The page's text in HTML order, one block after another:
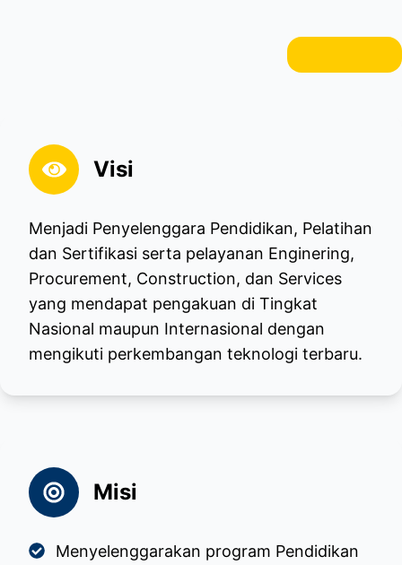
Visi
Menjadi Penyelenggara Pendidikan, Pelatihan
dan Sertifikasi serta pelayanan Enginering,
Procurement, Construction, dan Services
yang mendapat pengakuan di Tingkat
Nasional maupun Internasional dengan
mengikuti perkembangan teknologi terbaru.
Misi
Menyelenggarakan program Pendidikan